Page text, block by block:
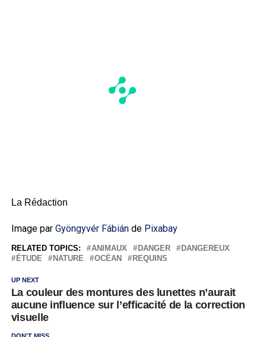
La Rédaction
Image par Gyöngyvér Fábiánde Pixabay
RELATED TOPICS: ANIMAUX DANGER
DANGEREUX
ÉTUDE
NATURE OCÉAN REQUINS
UP NEXT
La couleur des montures des lunettes n’aurait
aucune influence sur l’efficacité de la correction
visuelle